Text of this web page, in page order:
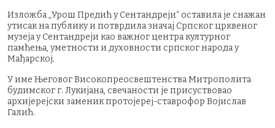
Изложба „Урош Предић у Сентандреји“ оставила је снажан
утисак на публику и потврдила значај Српског црквеног
музеја у Сентандреји као важног центра културног
памћења, уметности и духовности српског народа у
Мађарској.
У име Његовог Високопреосвештенства Митрополита
будимског г. Лукијана, свечаности је присуствовао
архијерејски заменик протојереј-ставрофор Војислав
Галић.